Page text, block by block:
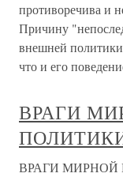
противоречива и
Причину
внешней
что и его
ВРАГИ
ВРАГИ МИРНОЙ